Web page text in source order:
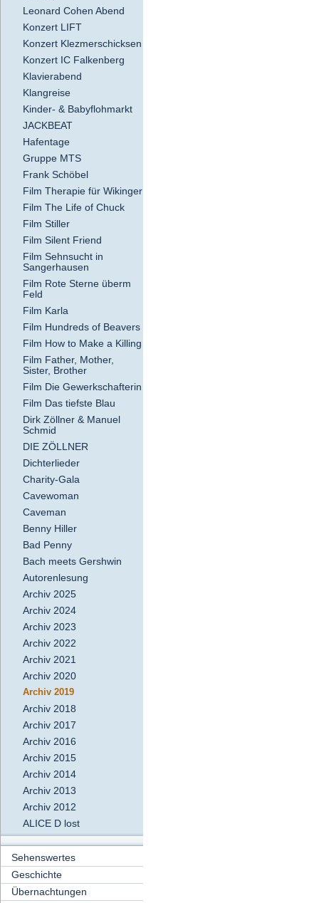
Leonard Cohen Abend
Konzert LIFT
Konzert Klezmerschicksen
Konzert IC Falkenberg
Klavierabend
Klangreise
Kinder- & Babyflohmarkt
JACKBEAT
Hafentage
Gruppe MTS
Frank Schöbel
Film Therapie für Wikinger
Film The Life of Chuck
Film Stiller
Film Silent Friend
Film Sehnsucht in
Sangerhausen
Film Rote Sterne überm
Feld
Film Karla
Film Hundreds of Beavers
Film How to Make a Killing
Film Father, Mother,
Sister, Brother
Film Die Gewerkschafterin
Film Das tiefste Blau
Dirk Zöllner & Manuel
Schmid
DIE ZÖLLNER
Dichterlieder
Charity-Gala
Cavewoman
Caveman
Benny Hiller
Bad Penny
Bach meets Gershwin
Autorenlesung
Archiv 2025
Archiv 2024
Archiv 2023
Archiv 2022
Archiv 2021
Archiv 2020
Archiv 2019
Archiv 2018
Archiv 2017
Archiv 2016
Archiv 2015
Archiv 2014
Archiv 2013
Archiv 2012
ALICE D lost
Sehenswertes
Geschichte
Übernachtungen